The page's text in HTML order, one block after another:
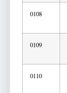
0108
0109
0110